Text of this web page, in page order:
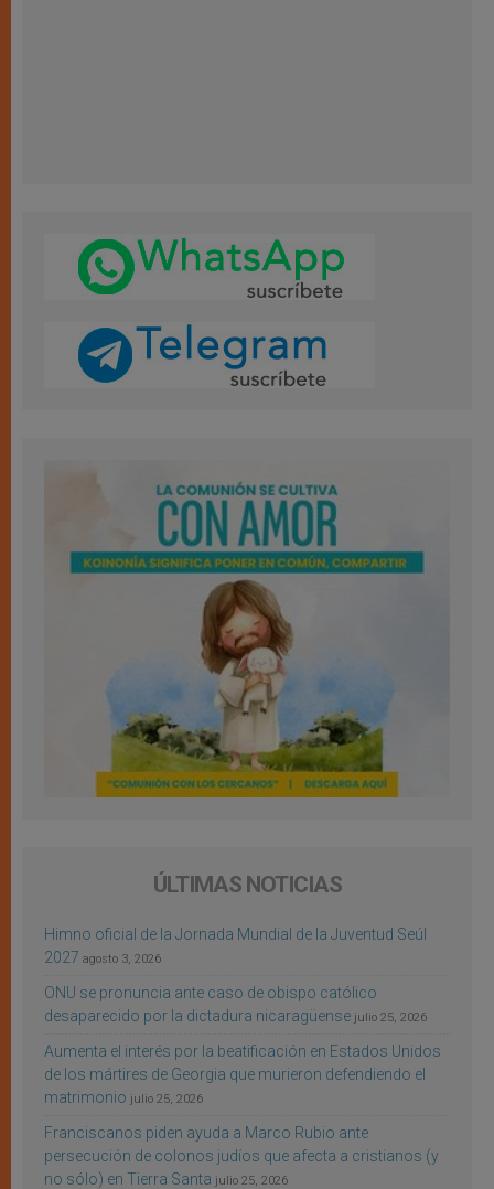
ÚLTIMAS NOTICIAS
Himno oficial de la Jornada Mundial de la Juventud Seúl
2027 agosto 3, 2026
ONU se pronuncia ante caso de obispo católico
desaparecido por la dictadura nicaragüense julio 25, 2026
Aumenta el interés por la beatificación en Estados Unidos
de los mártires de Georgia que murieron defendiendo el
matrimonio julio 25, 2026
Franciscanos piden ayuda a Marco Rubio ante
persecución de colonos judíos que afecta a cristianos (y
no sólo) en Tierra Santa julio 25, 2026